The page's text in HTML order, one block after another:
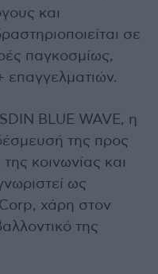
και
σε
παγκοσμίως,
επαγγελματιών.
BLUE WAVE, η
της προς
κοινωνίας και
ως
Corp, χάρη στον
της